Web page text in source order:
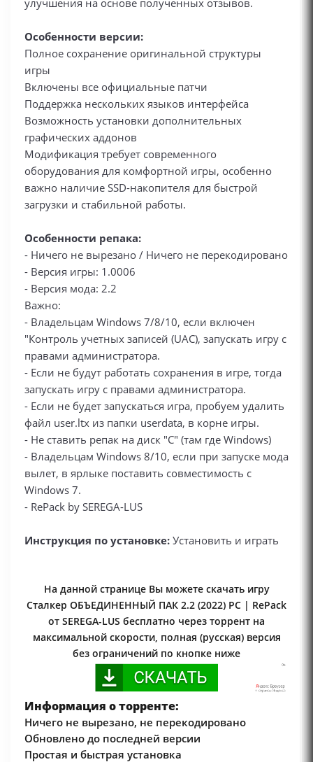
улучшения на основе полученных отзывов.
Особенности версии:
Полное сохранение оригинальной структуры
игры
Включены все официальные патчи
Поддержка нескольких языков интерфейса
Возможность установки дополнительных
графических аддонов
Модификация требует современного
оборудования для комфортной игры, особенно
важно наличие SSD-накопителя для быстрой
загрузки и стабильной работы.
Особенности репака:
- Ничего не вырезано / Ничего не перекодировано
- Версия игры: 1.0006
- Версия мода: 2.2
Важно:
- Владельцам Windows 7/8/10, если включен
"Контроль учетных записей (UAC), запускать игру с
правами администратора.
- Если не будут работать сохранения в игре, тогда
запускать игру с правами администратора.
- Если не будет запускаться игра, пробуем удалить
файл user.ltx из папки userdata, в корне игры.
- Не ставить репак на диск "С" (там где Windows)
- Владельцам Windows 8/10, если при запуске мода
вылет, в ярлыке поставить совместимость с
Windows 7.
- RePack by SEREGA-LUS
Инструкция по установке: Установить и играть
На данной странице Вы можете скачать игру
Сталкер ОБЪЕДИНЕННЫЙ ПАК 2.2 (2022) PC | RePack
от SEREGA-LUS бесплатно через торрент на
максимальной скорости, полная (русская) версия
без ограничений по кнопке ниже
Информация о торренте:
Ничего не вырезано, не перекодировано
Обновлено до последней версии
Простая и быстрая установка